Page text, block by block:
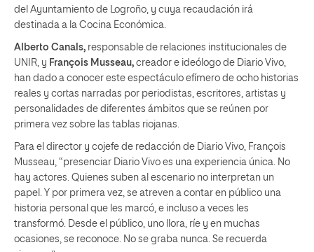
del Ayuntamiento de Logroño, y cuya recaudación irá
destinada a la Cocina Económica.
Alberto Canals, responsable de relaciones institucionales de
UNIR, y François Musseau, creador e ideólogo de Diario Vivo,
han dado a conocer este espectáculo efímero de ocho historias
reales y cortas narradas por periodistas, escritores, artistas y
personalidades de diferentes ámbitos que se reúnen por
primera vez sobre las tablas riojanas.
Para el director y cojefe de redacción de Diario Vivo, François
Musseau, “presenciar Diario Vivo es una experiencia única. No
hay actores. Quienes suben al escenario no interpretan un
papel. Y por primera vez, se atreven a contar en público una
historia personal que les marcó, e incluso a veces les
transformó. Desde el público, uno llora, ríe y en muchas
ocasiones, se reconoce. No se graba nunca. Se recuerda